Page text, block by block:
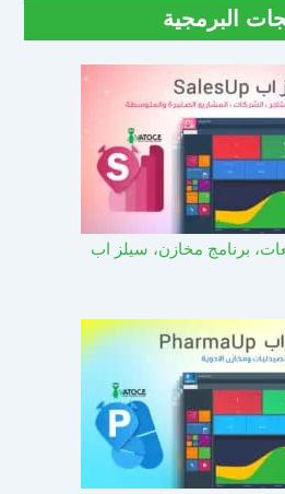
البرمجية
برنامج مخازن، سيلز اب